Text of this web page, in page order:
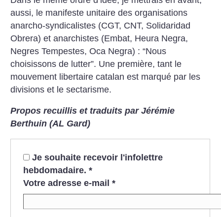
aussi, le manifeste unitaire des organisations
anarcho-syndicalistes (CGT, CNT, Solidaridad
Obrera) et anarchistes (Embat, Heura Negra,
Negres Tempestes, Oca Negra) : “Nous
choisissons de lutter”. Une première, tant le
mouvement libertaire catalan est marqué par les
divisions et le sectarisme.
Propos recuillis et traduits par Jérémie
Berthuin (AL Gard)
Je souhaite recevoir l'infolettre
hebdomadaire. *
Votre adresse e-mail *